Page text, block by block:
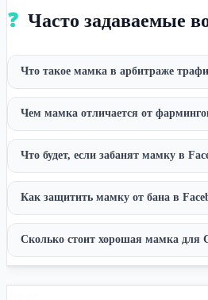
❓ Часто задаваемые
Что такое мамка в арбитраже
Чем мамка отличается от
Что будет, если забанят мамку в
Как защитить мамку от бана в
Сколько стоит хорошая мамка для